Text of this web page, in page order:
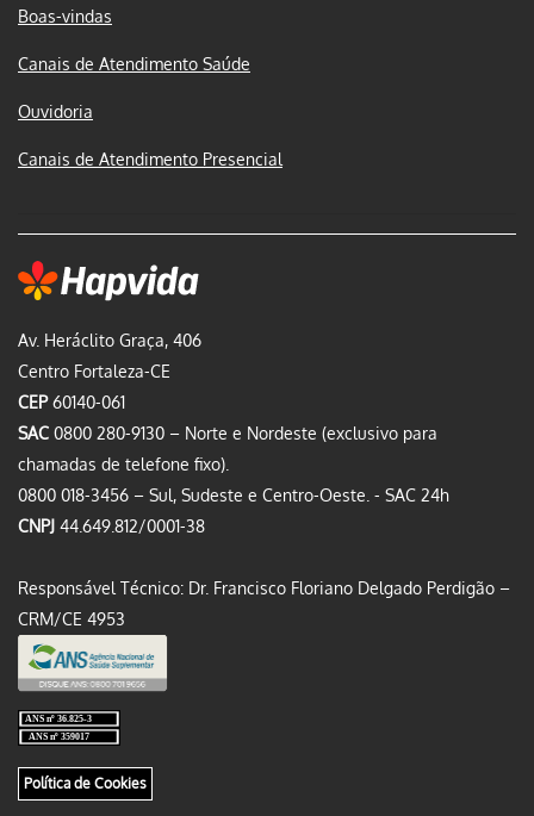
Av. Heráclito Graça, 406
Centro Fortaleza-CE
CEP60140-061
SAC 0800 280-9130 – Norte e Nordeste (exclusivo para
chamadas de telefone fixo).
0800 018-3456 – Sul, Sudeste e Centro-Oeste. - SAC 24h
CNPJ 44.649.812/0001-38
Responsável Técnico: Dr. Francisco Floriano Delgado Perdigão –
CRM/CE 4953
Política de Cookies
Boas-vindas
Canais de Atendimento Saúde
Ouvidoria
Canais de Atendimento Presencial